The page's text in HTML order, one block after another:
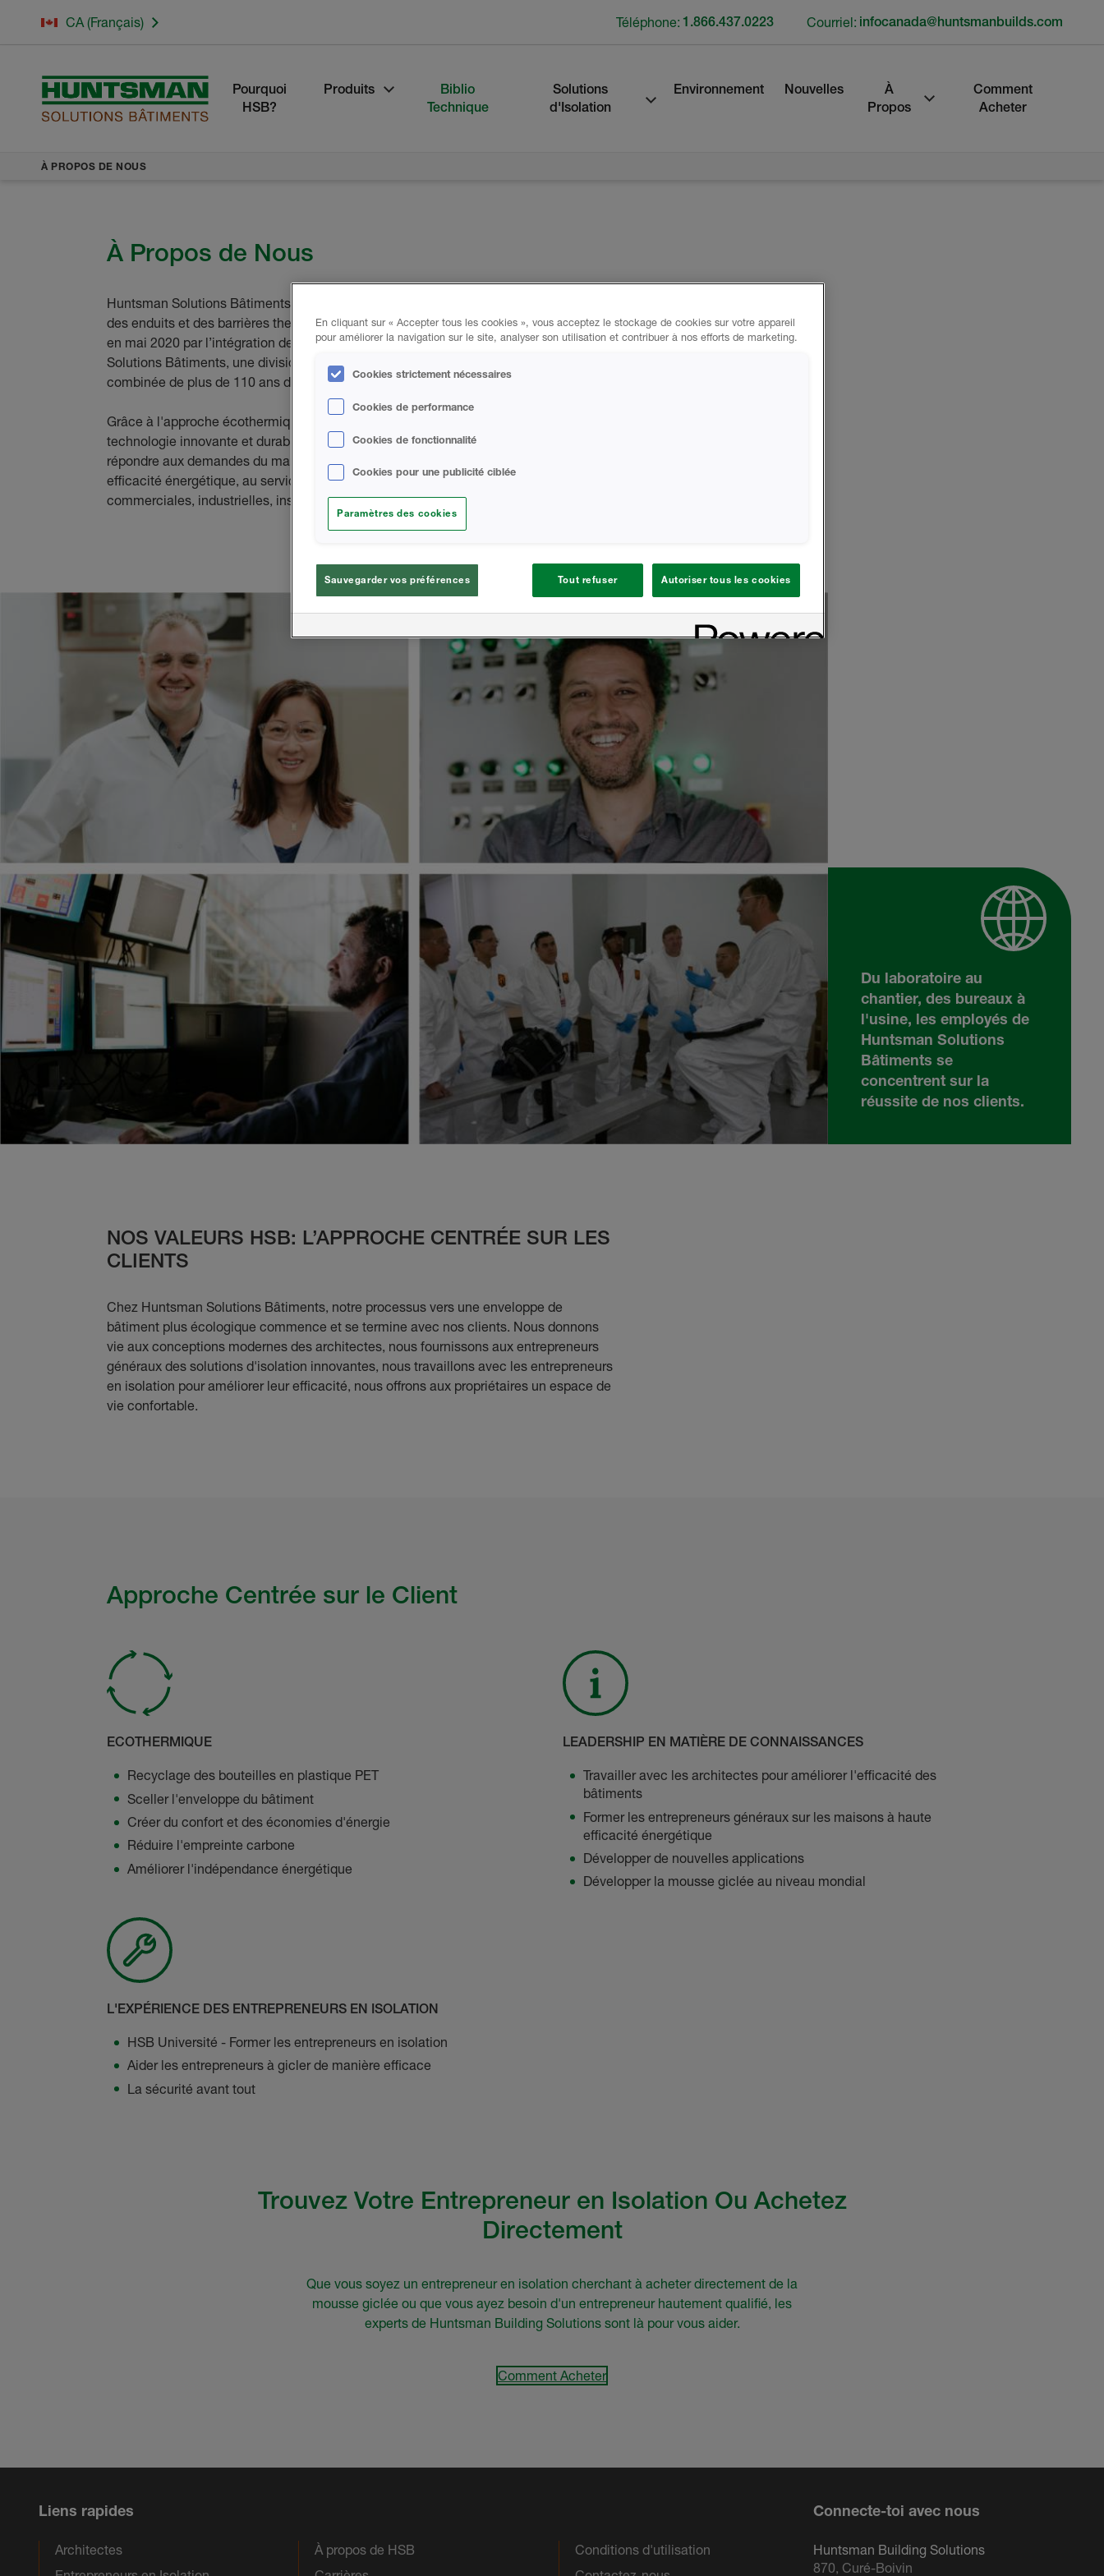
Pourquoi
HSB?
Produits
Biblio
Technique
Solutions
d'Isolation
Environnement Nouvelles
À
Propos
Comment
Acheter
À PROPOS DE NOUS
À Propos de Nous
Huntsman Solutions Bâtiments fabrique de la mousse de polyuréthane giclée (SPF),
des enduits et des barrières thermiques pour les toits, les greniers et les murs. Créée
en mai 2020 par l’intégration des activités de Demilec et d'Icynene-Lapolla, Huntsman
Solutions Bâtiments, une division de Huntsman Corporation, possède une expérience
combinée de plus de 110 ans dans l'isolation des maisons et des bâtiments.
Grâce à l'approche écothermique de la conception des produits, qui s'appuie sur une
technologie innovante et durable, Huntsman Solutions Bâtiments s'efforce de
répondre aux demandes du marché en matière d'enveloppe de bâtiment à haute
efficacité énergétique, au service de plusieurs industries, notamment résidentielles,
commerciales, industrielles, institutionnelles et agricoles.
Du laboratoire au
chantier, des bureaux à
l'usine, les employés de
Huntsman Solutions
Bâtiments se
concentrent sur la
réussite de nos clients.
NOS VALEURS HSB: L’APPROCHE CENTRÉE SUR LES
CLIENTS
Chez Huntsman Solutions Bâtiments, notre processus vers une enveloppe de
bâtiment plus écologique commence et se termine avec nos clients. Nous donnons
vie aux conceptions modernes des architectes, nous fournissons aux entrepreneurs
généraux des solutions d'isolation innovantes, nous travaillons avec les entrepreneurs
en isolation pour améliorer leur efficacité, nous offrons aux propriétaires un espace de
vie confortable.
Approche Centrée sur le Client
ECOTHERMIQUE
Recyclage des bouteilles en plastique PET
Sceller l'enveloppe du bâtiment
Créer du confort et des économies d'énergie
Réduire l'empreinte carbone
Améliorer l'indépendance énergétique
LEADERSHIP EN MATIÈRE DE CONNAISSANCES
Travailler avec les architectes pour améliorer l'efficacité des
bâtiments
Former les entrepreneurs généraux sur les maisons à haute
efficacité énergétique
Développer de nouvelles applications
Développer la mousse giclée au niveau mondial
L'EXPÉRIENCE DES ENTREPRENEURS EN ISOLATION
HSB Université - Former les entrepreneurs en isolation
Aider les entrepreneurs à gicler de manière efficace
La sécurité avant tout
Trouvez Votre Entrepreneur en Isolation Ou Achetez
Directement
Que vous soyez un entrepreneur en isolation cherchant à acheter directement de la
mousse giclée ou que vous ayez besoin d'un entrepreneur hautement qualifié, les
experts de Huntsman Building Solutions sont là pour vous aider.
Comment Acheter
CA (Français) Téléphone: 1.866.437.0223 Courriel: infocanada@huntsmanbuilds.com
Liens rapides
Architectes
À propos de HSB
Conditions d'utilisation
Connecte-toi avec nous
Huntsman Building Solutions
870, Curé-Boivin
En cliquant sur « Accepter tous les cookies », vous acceptez le stockage de cookies sur votre appareil
pour améliorer la navigation sur le site, analyser son utilisation et contribuer à nos efforts de marketing.
Cookies strictement nécessaires
Cookies de performance
Cookies de fonctionnalité
Cookies pour une publicité ciblée
Paramètres des cookies
Sauvegarder vos préférences Tout refuser Autoriser tous les cookies